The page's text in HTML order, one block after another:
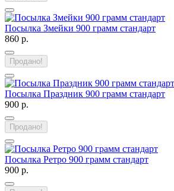
Посылка Змейки 900 грамм стандарт
860 р.
Продано!
Посылка Праздник 900 грамм стандарт
900 р.
Продано!
Посылка Ретро 900 грамм стандарт
900 р.